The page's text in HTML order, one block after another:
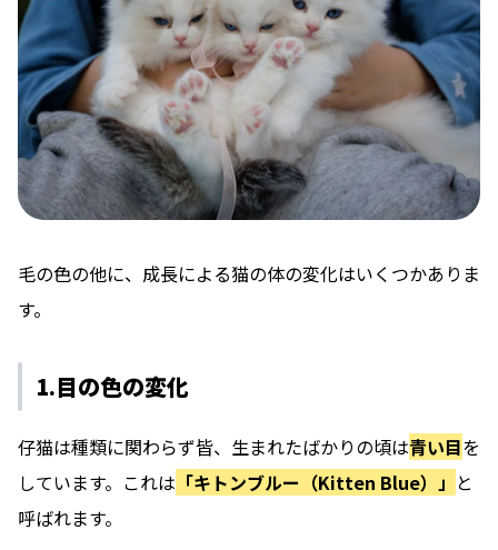
毛の色の他に、成長による猫の体の変化はいくつかありま
す。
1.目の色の変化
仔猫は種類に関わらず皆、生まれたばかりの頃は青い目を
しています。これは 「キトンブルー（Kitten Blue）」 と
呼ばれます。